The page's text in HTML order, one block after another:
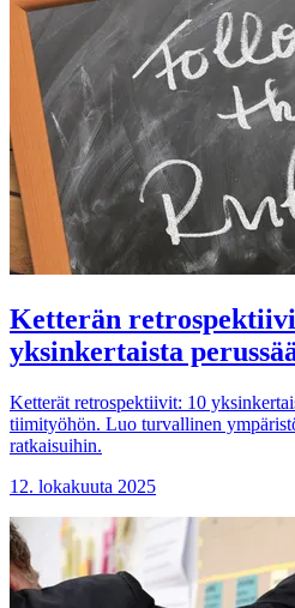
Ketterän
yksinkertaista
Ketterät retrospektiivit: 10
tiimityöhön. Luo turvallinen
ratkaisuihin.
12. lokakuuta 2025